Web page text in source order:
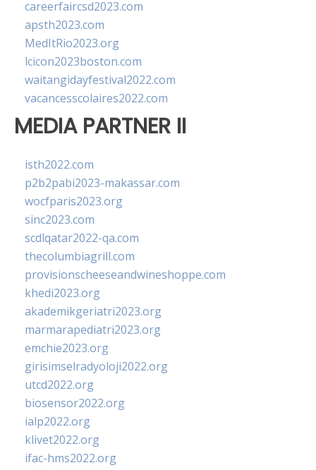
careerfaircsd2023.com
apsth2023.com
MedItRio2023.org
lcicon2023boston.com
waitangidayfestival2022.com
vacancesscolaires2022.com
MEDIA PARTNER II
isth2022.com
p2b2pabi2023-makassar.com
wocfparis2023.org
sinc2023.com
scdlqatar2022-qa.com
thecolumbiagrill.com
provisionscheeseandwineshoppe.com
khedi2023.org
akademikgeriatri2023.org
marmarapediatri2023.org
emchie2023.org
girisimselradyoloji2022.org
utcd2022.org
biosensor2022.org
ialp2022.org
klivet2022.org
ifac-hms2022.org